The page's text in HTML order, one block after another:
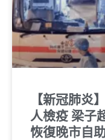
【新冠肺炎
人檢疫 梁子
恢復晚市自